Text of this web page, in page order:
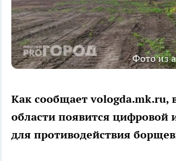
Фото из
Как сообщает vologda.mk.ru,
области появится цифровой
для противодействия